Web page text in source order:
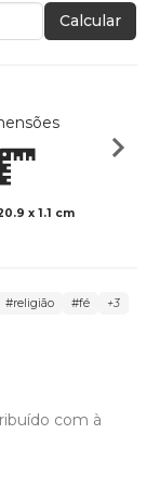
Calcular
x 1.1 cm
#religião #fé +3
com à